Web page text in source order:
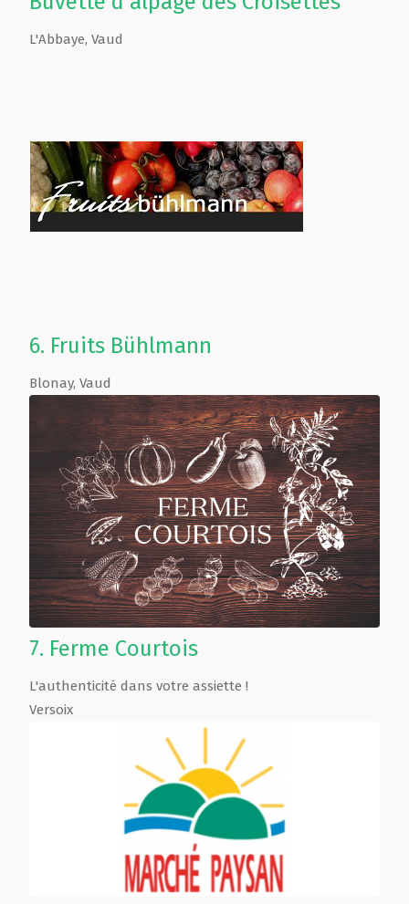
L'Abbaye, Vaud
6. Fruits Bühlmann
Blonay, Vaud
7. Ferme Courtois
L'authenticité dans votre assiette !
Versoix